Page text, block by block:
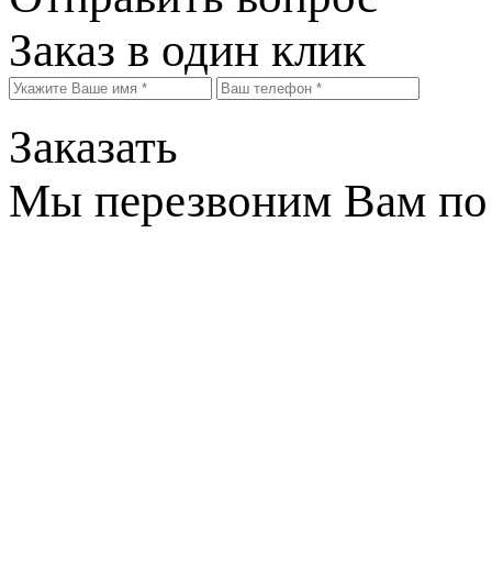
Заказ в один клик
Заказать
Мы перезвоним Вам по